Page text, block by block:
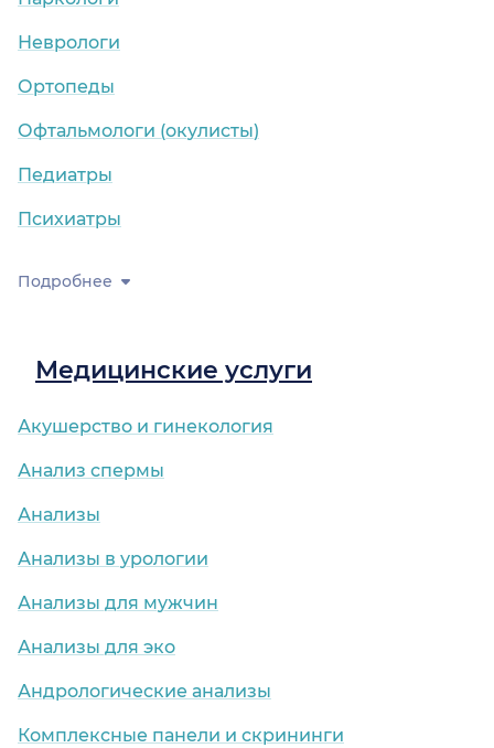
Неврологи
Ортопеды
Офтальмологи (окулисты)
Педиатры
Психиатры
Подробнее
Медицинские услуги
Акушерство и гинекология
Анализ спермы
Анализы
Анализы в урологии
Анализы для мужчин
Анализы для эко
Андрологические анализы
Комплексные панели и скрининги